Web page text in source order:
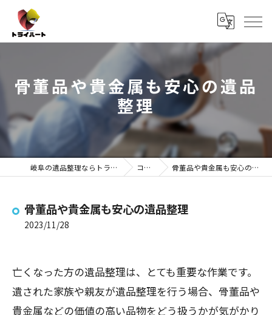
骨董品や貴金属も安心の遺品
整理
岐阜の遺品整理ならトライハート コラム 骨董品や貴金属も安心の遺品整理
骨董品や貴金属も安心の遺品整理
2023/11/28
亡くなった方の遺品整理は、とても重要な作業です。
遺された家族や親友が遺品整理を行う場合、骨董品や
貴金属などの価値の高い品物をどう扱うかが気がかり